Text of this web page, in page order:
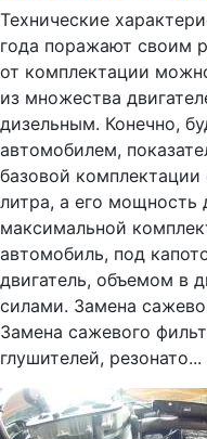
Технические
года поражают своим
от комплектации
из множества
дизельным. Конечно,
автомобилем,
базовой комплектации
литра, а его мощность
максимальной
автомобиль, под
двигатель, объемом в
силами. Замена
Замена сажевого
глушителей, резонато...